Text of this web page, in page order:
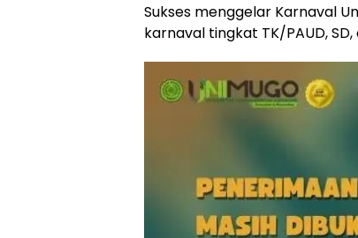
Sukses menggelar Karnaval
karnaval tingkat TK/PAUD, SD,